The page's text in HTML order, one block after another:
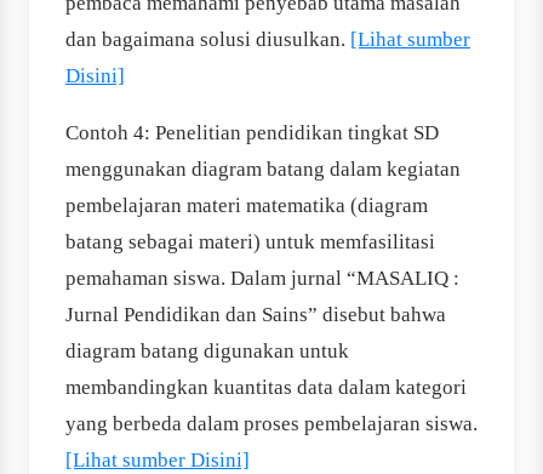
dan bagaimana solusi diusulkan. [Lihat sumber
Disini]
Contoh 4: Penelitian pendidikan tingkat SD
menggunakan diagram batang dalam kegiatan
pembelajaran materi matematika (diagram
batang sebagai materi) untuk memfasilitasi
pemahaman siswa. Dalam jurnal “MASALIQ :
Jurnal Pendidikan dan Sains” disebut bahwa
diagram batang digunakan untuk
membandingkan kuantitas data dalam kategori
yang berbeda dalam proses pembelajaran siswa.
[Lihat sumber Disini]